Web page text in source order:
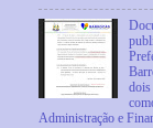
dois
Administração e